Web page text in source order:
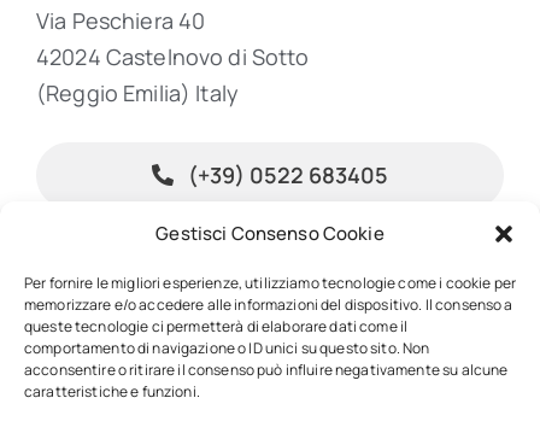
Gestisci Consenso Cookie
Per fornire le migliori esperienze, utilizziamo tecnologie come i cookie per
memorizzare e/o accedere alle informazioni del dispositivo. Il consenso a
queste tecnologie ci permetterà di elaborare dati come il
comportamento di navigazione o ID unici su questo sito. Non
acconsentire o ritirare il consenso può influire negativamente su alcune
caratteristiche e funzioni.
Via Peschiera 40
42024 Castelnovo di Sotto
(Reggio Emilia) Italy
(+39) 0522 683405
© 2026 • InPublishing • All rights reserved • Powered byMediabook.net